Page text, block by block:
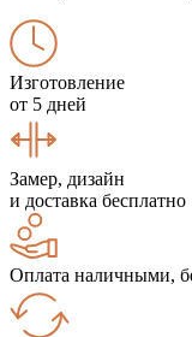
Изготовление
от 5 дней
Замер, дизайн
и доставка бесплатно
Оплата наличными,